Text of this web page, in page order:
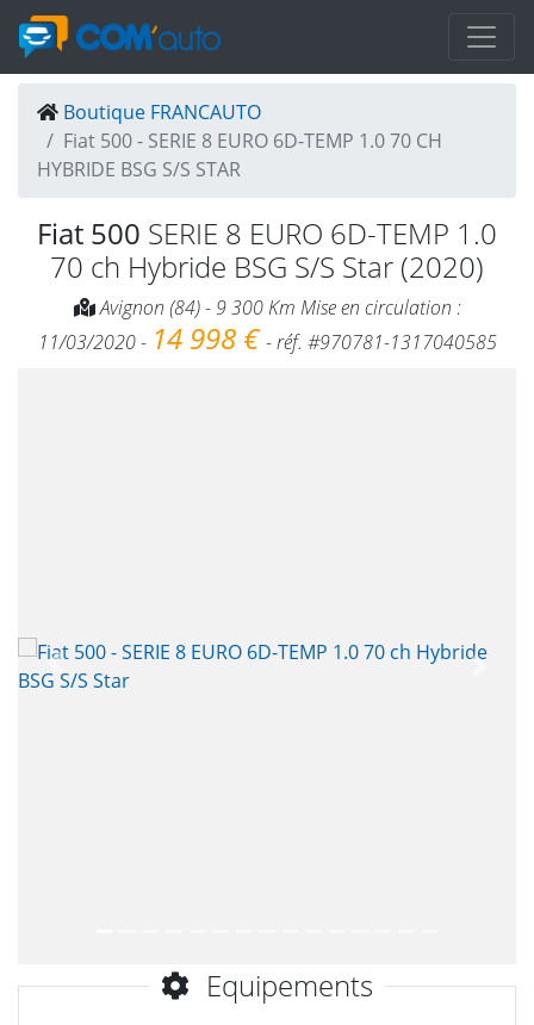
Boutique FRANCAUTO
Fiat 500 - SERIE 8 EURO 6D-TEMP 1.0 70 CH
HYBRIDE BSG S/S STAR
Fiat 500 SERIE 8 EURO 6D-TEMP 1.0
70 ch Hybride BSG S/S Star (2020)
Avignon (84) - 9 300 Km Mise en circulation :
11/03/2020 - 14 998 €- réf. #970781-1317040585
Précèdent
Equipements